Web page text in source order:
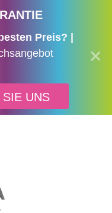
Preis? |
SIE UNS